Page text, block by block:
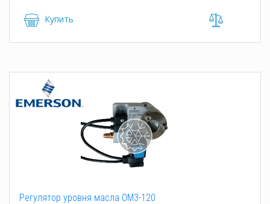
Купить
Регулятор уровня масла OM3-120